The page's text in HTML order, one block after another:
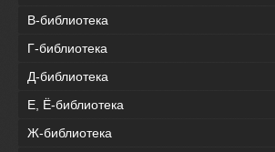
В-библиотека
Г-библиотека
Д-библиотека
Е, Ё-библиотека
Ж-библиотека